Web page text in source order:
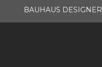
BAUHAUS DESIGNER